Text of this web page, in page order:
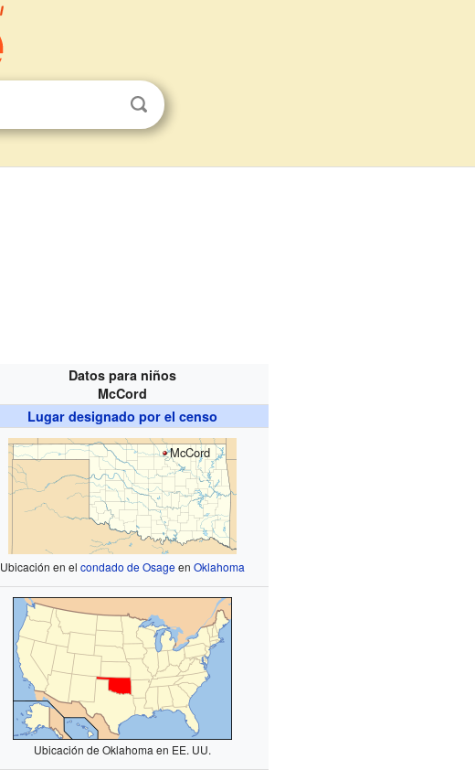
Datos para niños
McCord
Lugar designado por el censo
McCord
Ubicación en elcondado de OsageenOklahoma
Ubicación de Oklahoma en EE. UU.